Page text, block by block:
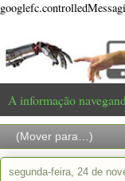
A informação
segunda-feira, 24 de